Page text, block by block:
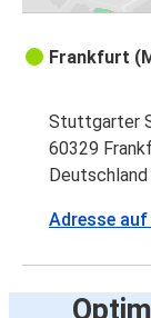
Frankfurt
Stuttgarter
60329
Deutschland
Adresse